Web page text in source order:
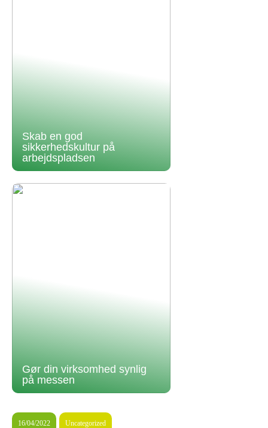
Skab en god
sikkerhedskultur på
arbejdspladsen
Gør din virksomhed synlig
på messen
16/04/2022 Uncategorized